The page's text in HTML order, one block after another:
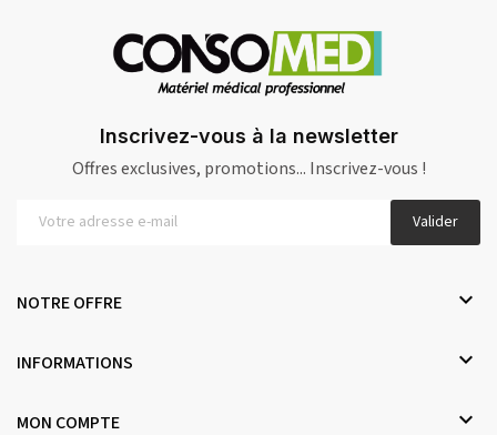
Inscrivez-vous à la newsletter
Offres exclusives, promotions... Inscrivez-vous !
Valider
NOTRE OFFRE 
INFORMATIONS 
MON COMPTE 